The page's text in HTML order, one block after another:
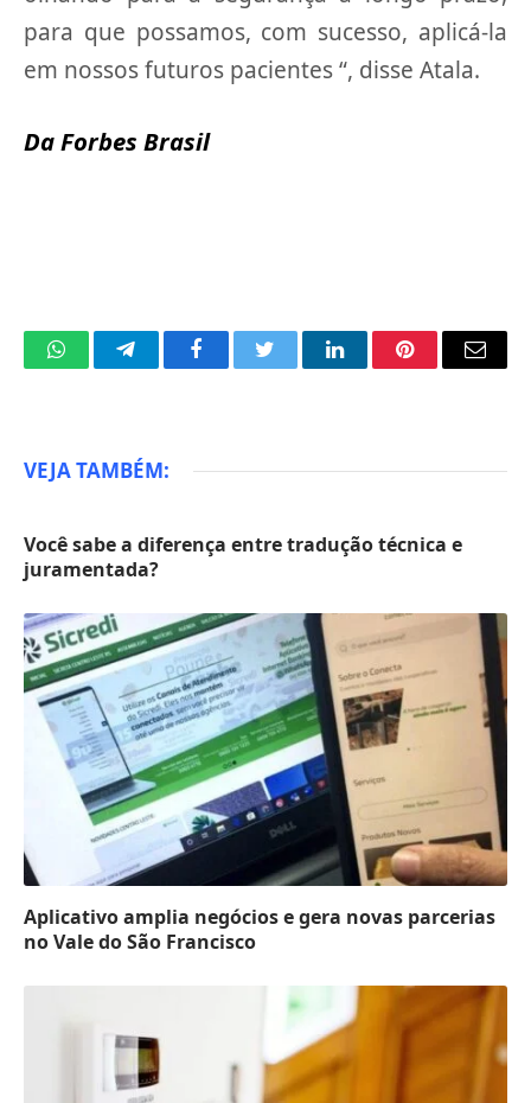
para que possamos, com sucesso, aplicá-la
em nossos futuros pacientes “, disse Atala.
Da Forbes Brasil
WhatsAppTelegramFacebookTwitter LinkedInPinterestEmail
VEJA TAMBÉM:
Você sabe a diferença entre tradução técnica e
juramentada?
Aplicativo amplia negócios e gera novas parcerias
no Vale do São Francisco